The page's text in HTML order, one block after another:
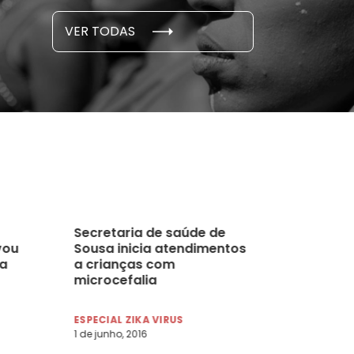
VER TODAS
E PESQUISAS
novembro, 2021
Secretaria de saúde de
Sousa inicia atendimentos
a crianças com
microcefalia
ESPECIAL ZIKA VIRUS
1 de junho, 2016